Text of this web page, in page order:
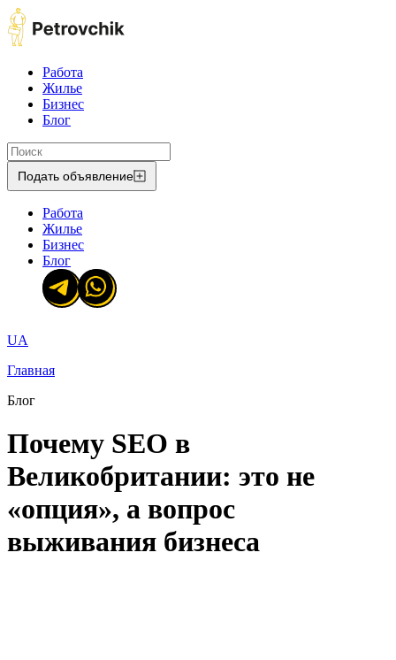
Работа
Жилье
Бизнес
Блог
Подать объявление
Работа
Жилье
Бизнес
Блог
UA
Главная
Блог
Почему SEO в
Великобритании: это не
«опция», а вопрос
выживания бизнеса